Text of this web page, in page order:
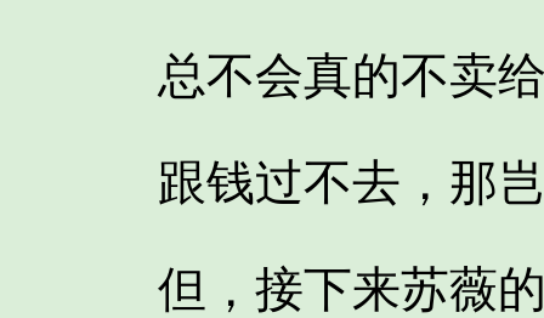
总不会真的不卖给
跟钱过不去，那岂
但，接下来苏薇的